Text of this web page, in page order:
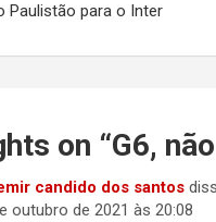
Paulistão para o Inter
on “G6,
candido dos santos
outubro de 2021 às 20:08